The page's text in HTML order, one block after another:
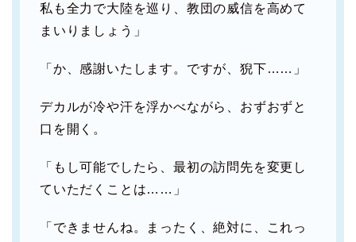
私も全力で大陸を巡り、教団の威信を高めて
まいりましょう」
「か、感謝いたします。ですが、猊下……」
デカルが冷や汗を浮かべながら、おずおずと
口を開く。
「もし可能でしたら、最初の訪問先を変更し
ていただくことは……」
「できませんね。まったく、絶対に、これっ